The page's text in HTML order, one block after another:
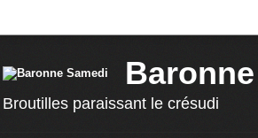
Broutilles paraissant le crésudi